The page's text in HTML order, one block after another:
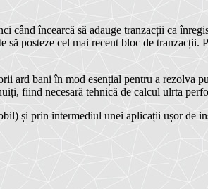
încearcă să adauge tranzacții ca
posteze cel mai recent bloc de tranzacții.
ard bani în mod esențial pentru a rezolva
fiind necesară tehnică de calcul ulrta
și prin intermediul unei aplicații ușor de